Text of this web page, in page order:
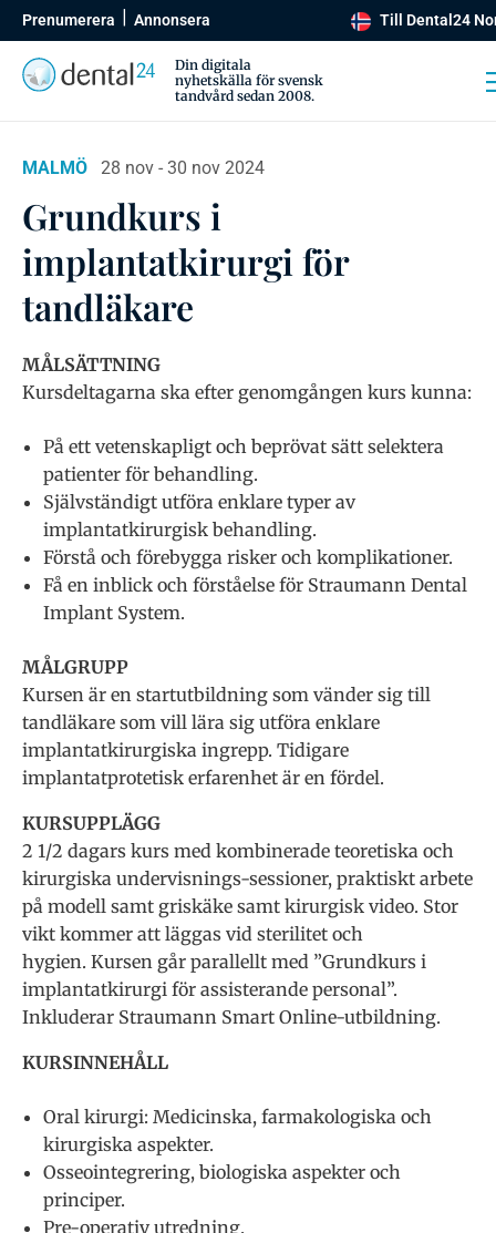
Prenumerera Annonsera Till Dental24
Din digitala
nyhetskälla för svensk
tandvård sedan 2008.
MALMÖ 28 nov - 30 nov 2024
Grundkurs i
implantatkirurgi för
tandläkare
MÅLSÄTTNING
Kursdeltagarna ska efter genomgången kurs kunna:
På ett vetenskapligt och beprövat sätt selektera
patienter för behandling.
Självständigt utföra enklare typer av
implantatkirurgisk behandling.
Förstå och förebygga risker och komplikationer.
Få en inblick och förståelse för Straumann Dental
Implant System.
MÅLGRUPP
Kursen är en startutbildning som vänder sig till
tandläkare som vill lära sig utföra enklare
implantatkirurgiska ingrepp. Tidigare
implantatprotetisk erfarenhet är en fördel.
KURSUPPLÄGG
2 1/2 dagars kurs med kombinerade teoretiska och
kirurgiska undervisnings-sessioner, praktiskt arbete
på modell samt griskäke samt kirurgisk video. Stor
vikt kommer att läggas vid sterilitet och
hygien. Kursen går parallellt med ”Grundkurs i
implantatkirurgi för assisterande personal”.
Inkluderar Straumann Smart Online-utbildning.
KURSINNEHÅLL
Oral kirurgi: Medicinska, farmakologiska och
kirurgiska aspekter.
Osseointegrering, biologiska aspekter och
principer.
Pre-operativ utredning.